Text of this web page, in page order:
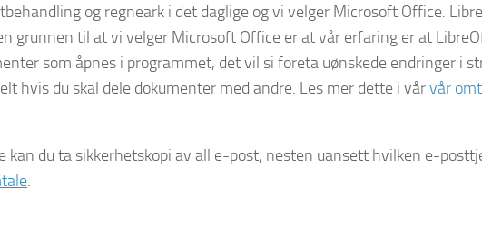
og regneark i det daglige og vi velger Microsoft Office.
grunnen til at vi velger Microsoft Office er at vår erfaring er at
som åpnes i programmet, det vil si foreta uønskede endringer i
hvis du skal dele dokumenter med andre. Les mer dette i vårvår
kan du ta sikkerhetskopi av all e-post, nesten uansett hvilken e-
.